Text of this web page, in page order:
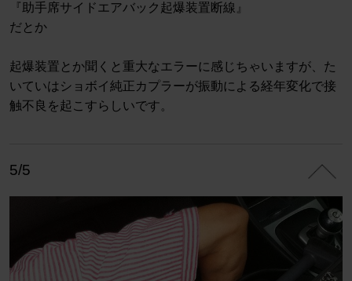
『助手席サイドエアバック起爆装置断線』
だとか
起爆装置とか聞くと重大なエラーに感じちゃいますが、た
いていはショボイ純正カプラーが振動による経年変化で接
触不良を起こすらしいです。
5/5